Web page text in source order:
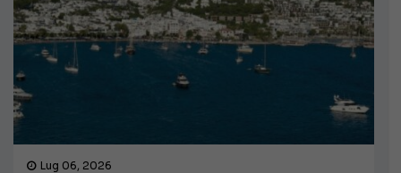
Lug 06, 2026